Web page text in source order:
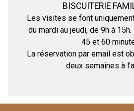
BISCUITERIE
Les visites se font
du mardi au jeudi, de 9h à
45 et 60
La réservation par email est
deux semaines à